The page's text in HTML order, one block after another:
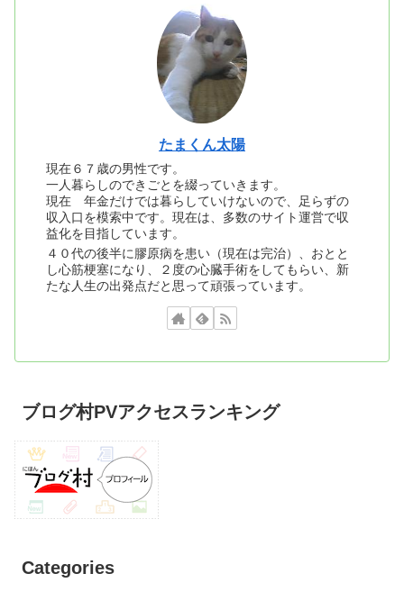
たまくん太陽
現在６７歳の男性です。
一人暮らしのできごとを綴っていきます。
現在 年金だけでは暮らしていけないので、足らずの
収入口を模索中です。現在は、多数のサイト運営で収
益化を目指しています。
４０代の後半に膠原病を患い（現在は完治）、おとと
し心筋梗塞になり、２度の心臓手術をしてもらい、新
たな人生の出発点だと思って頑張っています。
ブログ村PVアクセスランキング
Categories